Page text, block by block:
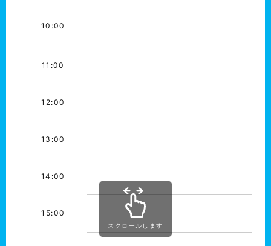
10:00
11:00
12:00
13:00
14:00
15:00
スクロールします